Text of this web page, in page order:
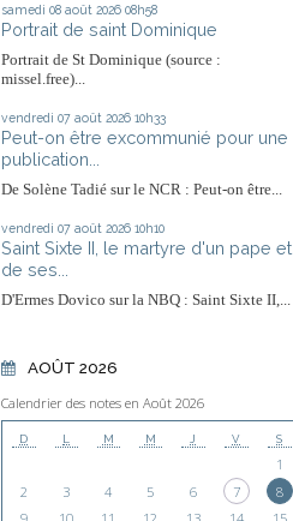
samedi 08 août 2026 08h58
Portrait de saint Dominique
Portrait de St Dominique (source :
missel.free)...
vendredi 07 août 2026 10h33
Peut-on être excommunié pour une
publication...
De Solène Tadié sur le NCR : Peut-on être...
vendredi 07 août 2026 10h10
Saint Sixte II, le martyre d'un pape et
de ses...
D'Ermes Dovico sur la NBQ : Saint Sixte II,...
AOÛT 2026
Calendrier des notes en Août 2026
D L M M J V S
1
2
3 4 5 6 7
8